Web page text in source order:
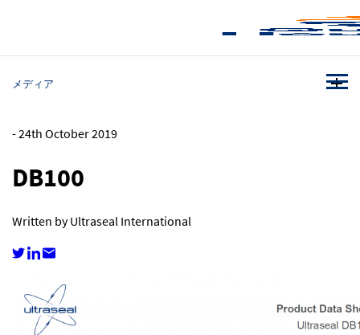
メディア
-24th October 2019
DB100
Written by Ultraseal International